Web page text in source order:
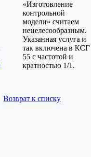
«Изготовление
контрольной
модели» считаем
нецелесообразным.
Указанная услуга и
так включена в КСГ
55 с частотой и
кратностью 1/1.
Возврат к списку